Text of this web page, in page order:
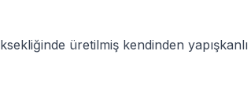
üretilmiş kendinden